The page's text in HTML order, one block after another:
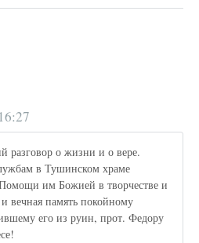
разговор о жизни и о вере.
в Тушинском храме
им Божией в творчестве и
вечная память покойному
его из руин, прот. Федору